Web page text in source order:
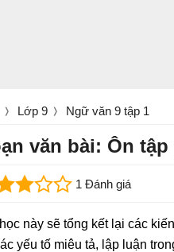
Lớp 9 Ngữ văn 9 tập 1
văn bài: Ôn
1 Đánh giá
này sẽ tổng kết lại các
yếu tố miêu tả, lập luận